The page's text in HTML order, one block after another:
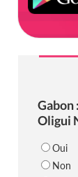
Gabon
Oligui
Oui
Non